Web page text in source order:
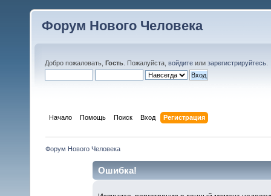
Форум Нового Человека
Добро пожаловать, Гость . Пожалуйста, войдите или зарегистрируйтесь
Начало Помощь Поиск Вход Регистрация
Форум Нового Человека
Ошибка!